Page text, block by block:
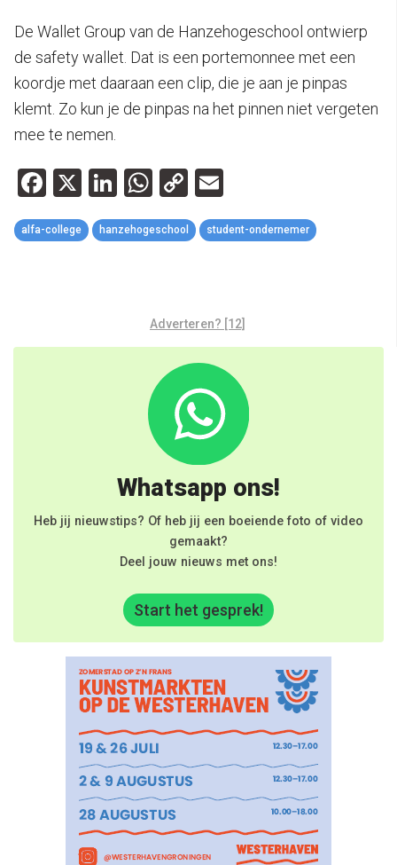
De Wallet Group van de Hanzehogeschool ontwierp
de safety wallet. Dat is een portemonnee met een
koordje met daaraan een clip, die je aan je pinpas
klemt. Zo kun je de pinpas na het pinnen niet vergeten
mee te nemen.
Facebook
X LinkedIn
WhatsApp
Copy
Link
alfa-college hanzehogeschool student-ondernemer
Adverteren? [12]
Whatsapp ons!
Heb jij nieuwstips? Of heb jij een boeiende foto of video
gemaakt?
Deel jouw nieuws met ons!
Start het gesprek!